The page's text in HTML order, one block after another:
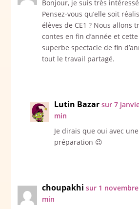
Bonjour, je suis très
Pensez-vous qu’elle soit
élèves de CE1 ? Nous allons
contes en fin d’année et
superbe spectacle de fin
tout le travail partagé.
Lutin Bazar sur 7
min
Je dirais que oui avec
préparation 😉
choupakhi sur 1
min